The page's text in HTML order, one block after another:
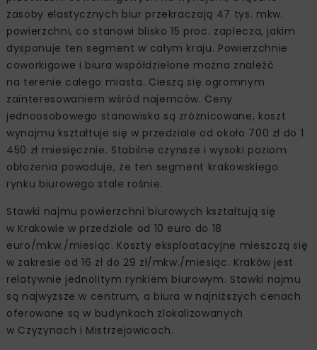
zasoby elastycznych biur przekraczają 47 tys. mkw.
powierzchni, co stanowi blisko 15 proc. zaplecza, jakim
dysponuje ten segment w całym kraju. Powierzchnie
coworkigowe i biura współdzielone można znaleźć
na terenie całego miasta. Cieszą się ogromnym
zainteresowaniem wśród najemców. Ceny
jednoosobowego stanowiska są zróżnicowane, koszt
wynajmu kształtuje się w przedziale od około 700 zł do 1
450 zł miesięcznie. Stabilne czynsze i wysoki poziom
obłożenia powoduje, że ten segment krakowskiego
rynku biurowego stale rośnie.
Stawki najmu powierzchni biurowych kształtują się
w Krakowie w przedziale od 10 euro do 18
euro/mkw./miesiąc. Koszty eksploatacyjne mieszczą się
w zakresie od 16 zł do 29 zł/mkw./miesiąc. Kraków jest
relatywnie jednolitym rynkiem biurowym. Stawki najmu
są najwyższe w centrum, a biura w najniższych cenach
oferowane są w budynkach zlokalizowanych
w Czyżynach i Mistrzejowicach.